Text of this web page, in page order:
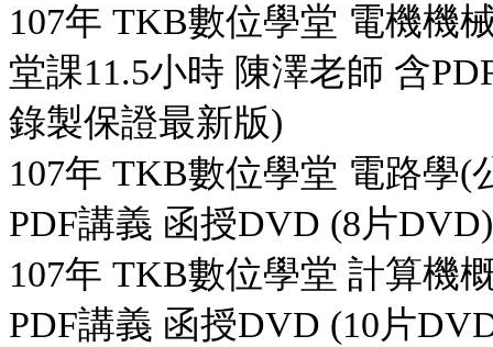
107年 TKB數位學堂 電機機
堂課11.5小時 陳澤老師 含
錄製保證最新版)
107年 TKB數位學堂 電路學(
PDF講義 函授DVD (8片
107年 TKB數位學堂 計算機
PDF講義 函授DVD (10片